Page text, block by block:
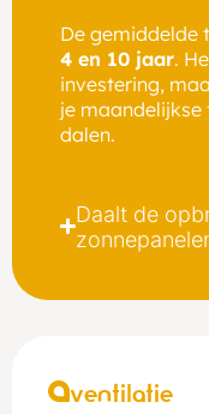
De gemiddelde
4 en 10 jaar.
investering,
je
dalen.
Daalt de
ventilatie